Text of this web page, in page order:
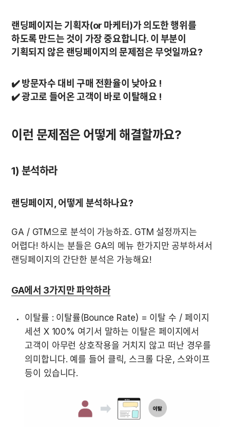
랜딩페이지는 기획자(or 마케터)가 의도한 행위를
하도록 만드는 것이 가장 중요합니다. 이 부분이
기획되지 않은 랜딩페이지의 문제점은 무엇일까요?
✔️ 방문자수 대비 구매 전환율이 낮아요 !
✔️ 광고로 들어온 고객이 바로 이탈해요 !
이런 문제점은 어떻게 해결할까요?
1) 분석하라
랜딩페이지, 어떻게 분석하나요?
GA / GTM으로 분석이 가능하죠. GTM 설정까지는
어렵다! 하시는 분들은 GA의 메뉴 한가지만 공부하셔서
랜딩페이지의 간단한 분석은 가능해요!
GA에서 3가지만 파악하라
이탈률 : 이탈률(Bounce Rate) = 이탈 수 / 페이지
세션 X 100% 여기서 말하는 이탈은 페이지에서
고객이 아무런 상호작용을 거치지 않고 떠난 경우를
의미합니다. 예를 들어 클릭, 스크롤 다운, 스와이프